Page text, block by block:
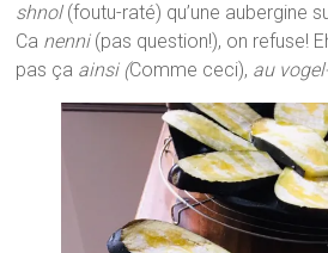
shnol (foutu-raté) qu’une aubergine
Ca nenni (pas question!), on refuse!
pas ça ainsi (Comme ceci), au